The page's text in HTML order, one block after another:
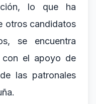
lo que ha
otros candidatos
se encuentra
con el apoyo de
las patronales